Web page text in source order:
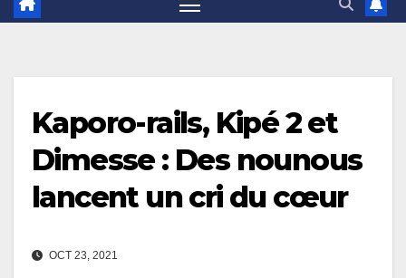
Kaporo-rails, Kipé 2 et
Dimesse : Des nounous
lancent un cri du cœur
OCT 23, 2021